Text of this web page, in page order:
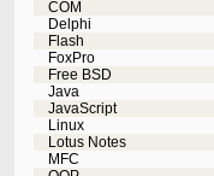
COM
Delphi
Flash
FoxPro
Free BSD
Java
JavaScript
Linux
Lotus Notes
MFC